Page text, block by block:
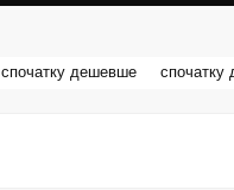
спочатку дешевше спочатку